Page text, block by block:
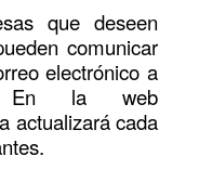
que deseen
comunicar
electrónico a
la web
actualizará cada